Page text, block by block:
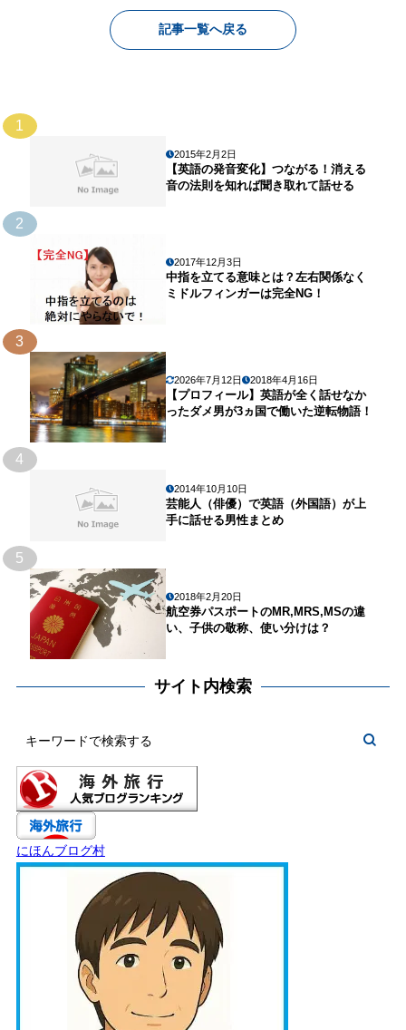
記事一覧へ戻る
1
2015年2月2日
【英語の発音変化】つながる！消える
音の法則を知れば聞き取れて話せる
2
2017年12月3日
中指を立てる意味とは？左右関係なく
ミドルフィンガーは完全NG！
3
2026年7月12日 2018年4月16日
【プロフィール】英語が全く話せなか
ったダメ男が3ヵ国で働いた逆転物語！
4
2014年10月10日
芸能人（俳優）で英語（外国語）が上
手に話せる男性まとめ
5
2018年2月20日
航空券パスポートのMR,MRS,MSの違
い、子供の敬称、使い分けは？
サイト内検索
にほんブログ村